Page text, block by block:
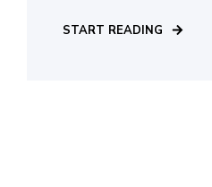
START READING